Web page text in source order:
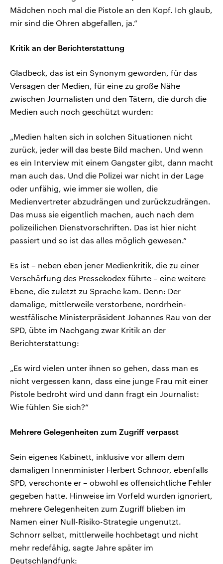
Mädchen noch mal die Pistole an den Kopf. Ich glaub,
mir sind die Ohren abgefallen, ja.“
Kritik an der Berichterstattung
Gladbeck, das ist ein Synonym geworden, für das
Versagen der Medien, für eine zu große Nähe
zwischen Journalisten und den Tätern, die durch die
Medien auch noch geschützt wurden:
„Medien halten sich in solchen Situationen nicht
zurück, jeder will das beste Bild machen. Und wenn
es ein Interview mit einem Gangster gibt, dann macht
man auch das. Und die Polizei war nicht in der Lage
oder unfähig, wie immer sie wollen, die
Medienvertreter abzudrängen und zurückzudrängen.
Das muss sie eigentlich machen, auch nach dem
polizeilichen Dienstvorschriften. Das ist hier nicht
passiert und so ist das alles möglich gewesen.“
Es ist – neben eben jener Medienkritik, die zu einer
Verschärfung des Pressekodex führte – eine weitere
Ebene, die zuletzt zu Sprache kam. Denn: Der
damalige, mittlerweile verstorbene, nordrhein-
westfälische Ministerpräsident Johannes Rau von der
SPD, übte im Nachgang zwar Kritik an der
Berichterstattung:
„Es wird vielen unter ihnen so gehen, dass man es
nicht vergessen kann, dass eine junge Frau mit einer
Pistole bedroht wird und dann fragt ein Journalist:
Wie fühlen Sie sich?“
Mehrere Gelegenheiten zum Zugriff verpasst
Sein eigenes Kabinett, inklusive vor allem dem
damaligen Innenminister Herbert Schnoor, ebenfalls
SPD, verschonte er – obwohl es offensichtliche Fehler
gegeben hatte. Hinweise im Vorfeld wurden ignoriert,
mehrere Gelegenheiten zum Zugriff blieben im
Namen einer Null-Risiko-Strategie ungenutzt.
Schnorr selbst, mittlerweile hochbetagt und nicht
mehr redefähig, sagte Jahre später im
Deutschlandfunk: